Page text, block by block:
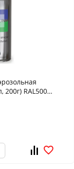
200г) RAL5005